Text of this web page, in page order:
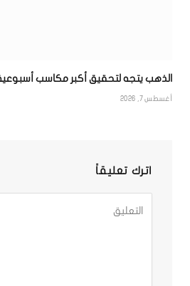
الذهب يتجه لتحقيق أكبر مكاسب أسبوعية
أغسطس 7, 2026
اترك تعليقاً